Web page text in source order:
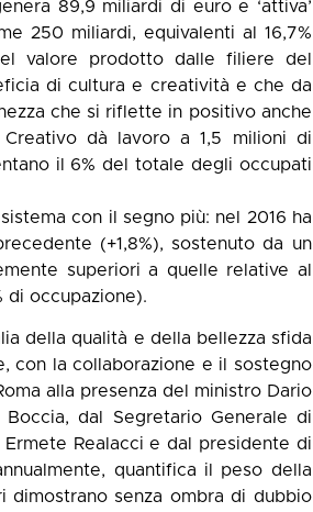
89,9 miliardi di euro e ‘attiva’
250 miliardi, equivalenti al 16,7%
valore prodotto dalle filiere del
di cultura e creatività e che da
che si riflette in positivo anche
Creativo dà lavoro a 1,5 milioni di
il 6% del totale degli occupati
con il segno più: nel 2016 ha
(+1,8%), sostenuto da un
superiori a quelle relative al
di occupazione).
della qualità e della bellezza sfida
con la collaborazione e il sostegno
alla presenza del ministro Dario
dal Segretario Generale di
Realacci e dal presidente di
quantifica il peso della
dimostrano senza ombra di dubbio